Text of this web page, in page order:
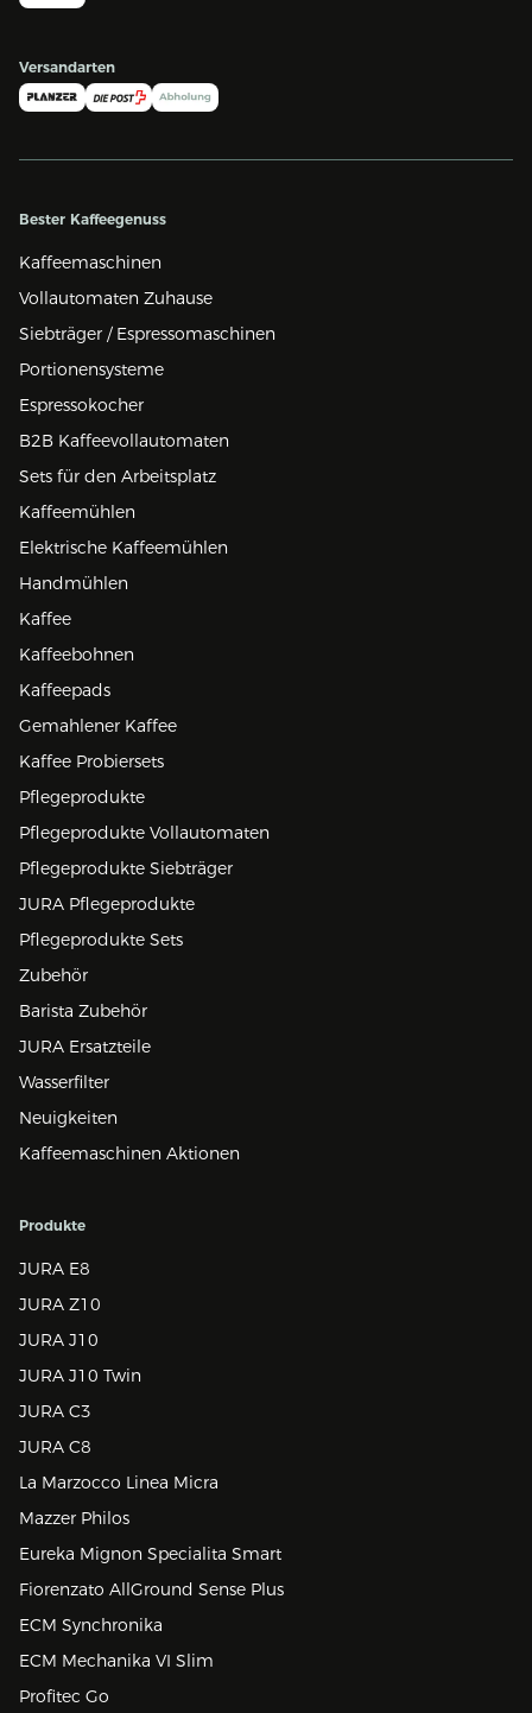
Versandarten
Bester Kaffeegenuss
Kaffeemaschinen
Vollautomaten Zuhause
Siebträger / Espressomaschinen
Portionensysteme
Espressokocher
B2B Kaffeevollautomaten
Sets für den Arbeitsplatz
Kaffeemühlen
Elektrische Kaffeemühlen
Handmühlen
Kaffee
Kaffeebohnen
Kaffeepads
Gemahlener Kaffee
Kaffee Probiersets
Pflegeprodukte
Pflegeprodukte Vollautomaten
Pflegeprodukte Siebträger
JURA Pflegeprodukte
Pflegeprodukte Sets
Zubehör
Barista Zubehör
JURA Ersatzteile
Wasserfilter
Neuigkeiten
Kaffeemaschinen Aktionen
Produkte
JURA E8
JURA Z10
JURA J10
JURA J10 Twin
JURA C3
JURA C8
La Marzocco Linea Micra
Mazzer Philos
Eureka Mignon Specialita Smart
Fiorenzato AllGround Sense Plus
ECM Synchronika
ECM Mechanika VI Slim
Profitec Go